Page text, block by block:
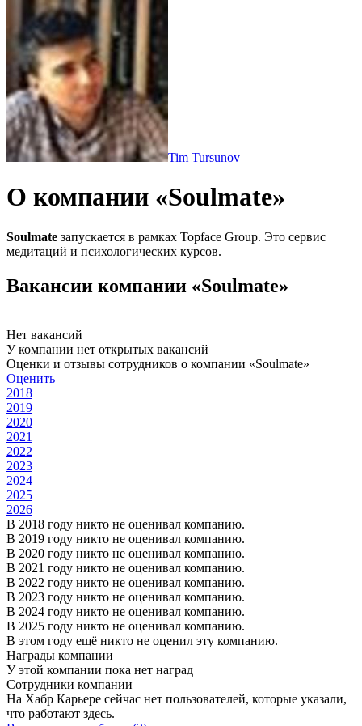
Tim Tursunov
О компании «Soulmate»
Soulmate запускается в рамках Topface Group. Это сервис
медитаций и психологических курсов.
Вакансии компании «Soulmate»
Нет вакансий
У компании нет открытых вакансий
Оценки и отзывы сотрудников о компании «Soulmate»
Оценить
2018
2019
2020
2021
2022
2023
2024
2025
2026
В 2018 году никто не оценивал компанию.
В 2019 году никто не оценивал компанию.
В 2020 году никто не оценивал компанию.
В 2021 году никто не оценивал компанию.
В 2022 году никто не оценивал компанию.
В 2023 году никто не оценивал компанию.
В 2024 году никто не оценивал компанию.
В 2025 году никто не оценивал компанию.
В этом году ещё никто не оценил эту компанию.
Награды компании
У этой компании пока нет наград
Сотрудники компании
На Хабр Карьере сейчас нет пользователей, которые указали,
что работают здесь.